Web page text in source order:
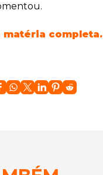
matéria completa.